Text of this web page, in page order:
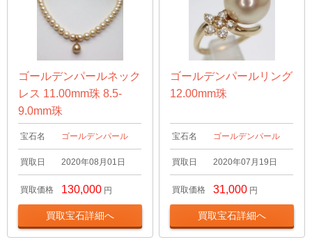
ゴールデンパールネック
レス 11.00mm珠 8.5-
9.0mm珠
宝石名 ゴールデンパール
買取日 2020年08月01日
買取価格 130,000 円
買取宝石詳細へ
ゴールデンパールリング
12.00mm珠
宝石名 ゴールデンパール
買取日 2020年07月19日
買取価格 31,000 円
買取宝石詳細へ